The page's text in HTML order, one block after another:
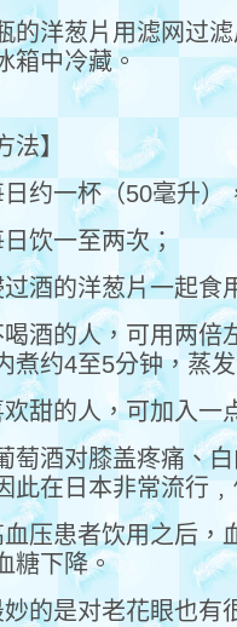
的洋葱片用滤网过
箱中冷藏。
法】
日约一杯（50毫升
饮一至两次；
过酒的洋葱片一起食
喝酒的人，可用两
煮约4至5分钟，蒸
欢甜的人，可加入一
萄酒对膝盖疼痛、
此在日本非常流行
压患者饮用之后，
糖下降。
妙的是对老花眼也